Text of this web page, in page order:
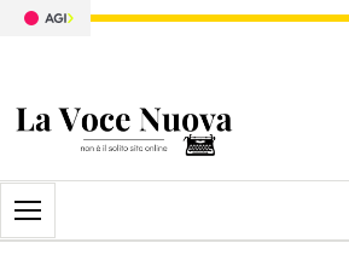
Apri il menu